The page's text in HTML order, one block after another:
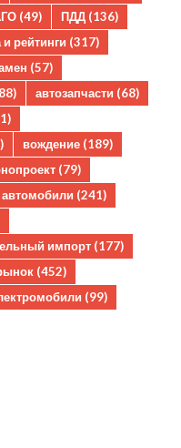
(49) ПДД (136)
и рейтинги (317)
(57)
автозапчасти (68)
вождение (189)
(79)
автомобили (241)
импорт (177)
(452)
(99)